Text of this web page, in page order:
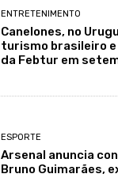
ENTRETENIMENTO
Canelones, no
turismo brasileiro
da Febtur em
ESPORTE
Arsenal anuncia
Bruno Guimarães,